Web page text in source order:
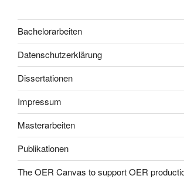
Bachelorarbeiten
Datenschutzerklärung
Dissertationen
Impressum
Masterarbeiten
Publikationen
The OER Canvas to support OER